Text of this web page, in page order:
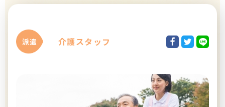
派遣 介護スタッフ